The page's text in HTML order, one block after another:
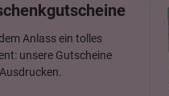
Anlass ein tolles
unsere Gutscheine